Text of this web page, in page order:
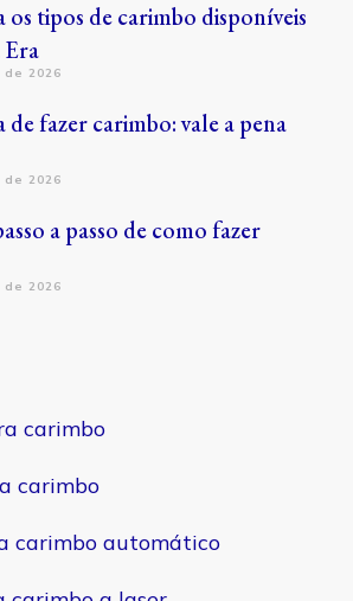
os tipos de carimbo disponíveis
2026
fazer carimbo: vale a pena
2026
a passo de como fazer
2026
carimbo
carimbo
carimbo automático